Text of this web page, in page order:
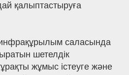
қалыптастыруға
саласында
шетелдік
жұмыс істеуге және